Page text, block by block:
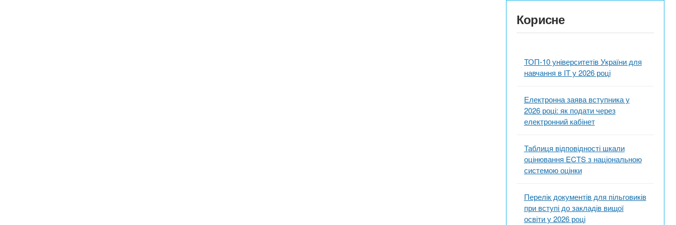
Корисне
ТОП-10 університетів України для
навчання в ІТ у 2026 році
Електронна заява вступника у
2026 році: як подати через
електронний кабінет
Таблиця відповідності шкали
оцінювання ECTS з національною
системою оцінки
Перелік документів для пільговиків
при вступі до закладів вищої
освіти у 2026 році